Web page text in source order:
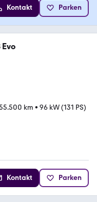
Kontakt Parken
km • 96 kW (131 PS)
Kontakt Parken